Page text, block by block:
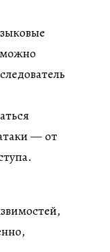
— от